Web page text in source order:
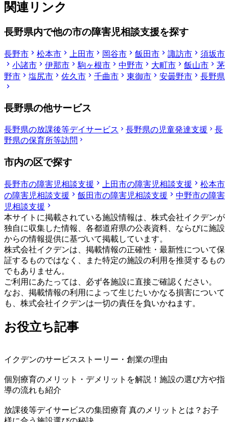
関連リンク
長野県内で他の市の障害児相談支援を探す
長野市 松本市 上田市 岡谷市 飯田市 諏訪市
須坂市
小諸市
伊那市 駒ヶ根市 中野市 大町市 飯山市
茅
野市
塩尻市 佐久市 千曲市 東御市 安曇野市 長野県
長野県の他サービス
長野県の放課後等デイサービス 長野県の児童発達支援
長
野県の保育所等訪問
市内の区で探す
長野市の障害児相談支援 上田市の障害児相談支援
松本市
の障害児相談支援
飯田市の障害児相談支援
中野市の障害
児相談支援
本サイトに掲載されている施設情報は、株式会社イクデンが
独自に収集した情報、各都道府県の公表資料、ならびに施設
からの情報提供に基づいて掲載しています。
株式会社イクデンは、掲載情報の正確性・最新性について保
証するものではなく、また特定の施設の利用を推奨するもの
でもありません。
ご利用にあたっては、必ず各施設に直接ご確認ください。
なお、掲載情報の利用によって生じたいかなる損害について
も、株式会社イクデンは一切の責任を負いかねます。
お役立ち記事
イクデンのサービスストーリー・創業の理由
個別療育のメリット・デメリットを解説！施設の選び方や指
導の流れも紹介
放課後等デイサービスの集団療育 真のメリットとは？お子